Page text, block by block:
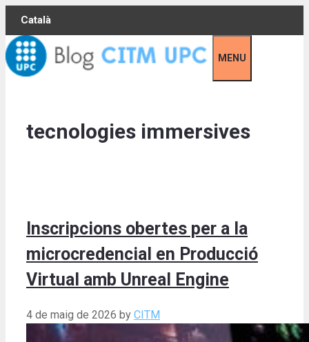
Skip
content
Català
MENU
tecnologies immersives
Inscripcions obertes per a la
microcredencial en Producció
Virtual amb Unreal Engine
4 de maig de 2026 by CITM